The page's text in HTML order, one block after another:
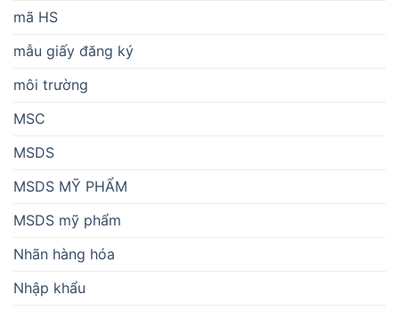
mã HS
mẫu giấy đăng ký
môi trường
MSC
MSDS
MSDS MỸ PHẨM
MSDS mỹ phẩm
Nhãn hàng hóa
Nhập khẩu